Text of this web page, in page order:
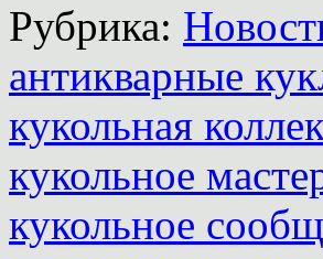
Рубрика:
антикварные
кукольная
кукольное
кукольное